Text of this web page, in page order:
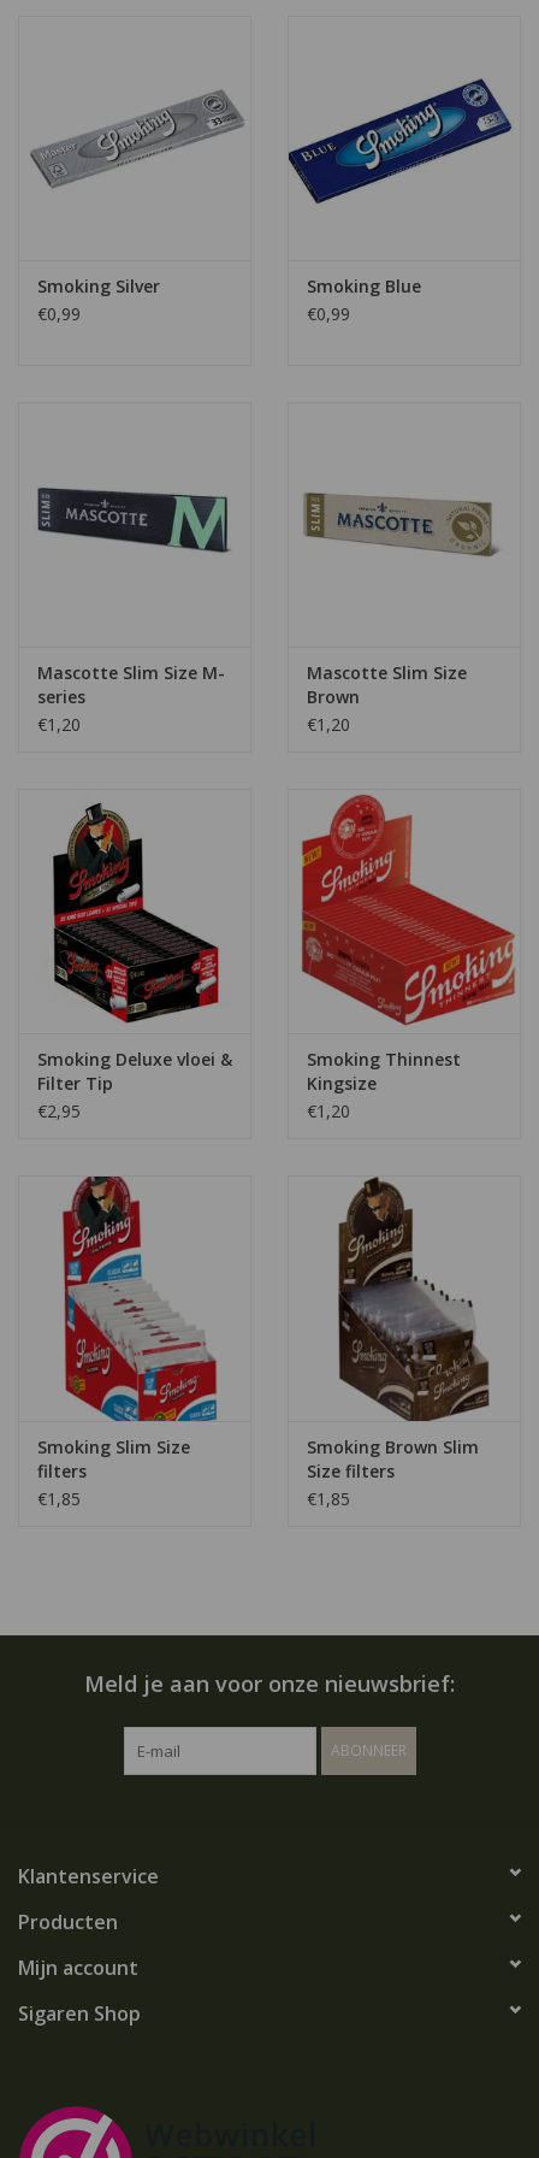
Smoking Silver
€0,99
Smoking Blue
€0,99
Mascotte Slim Size M-
series
€1,20
Mascotte Slim Size
Brown
€1,20
Smoking Deluxe vloei &
Filter Tip
€2,95
Smoking Thinnest
Kingsize
€1,20
Smoking Slim Size
filters
€1,85
Smoking Brown Slim
Size filters
€1,85
Meld je aan voor onze nieuwsbrief:
ABONNEER
Klantenservice
Producten
Mijn account
Sigaren Shop